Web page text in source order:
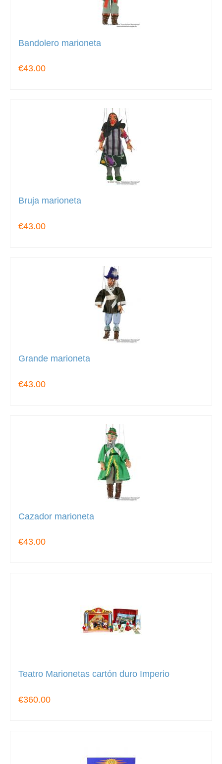
Bandolero marioneta
€43.00
Bruja marioneta
€43.00
Grande marioneta
€43.00
Cazador marioneta
€43.00
Teatro Marionetas cartón duro Imperio
€360.00